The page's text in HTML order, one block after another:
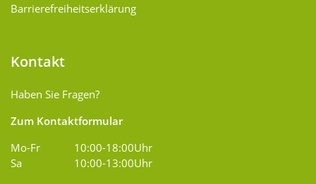
Barrierefreiheitserklärung
Kontakt
Haben Sie Fragen?
Zum Kontaktformular
Mo-Fr
10:00-18:00Uhr
Sa
10:00-13:00Uhr